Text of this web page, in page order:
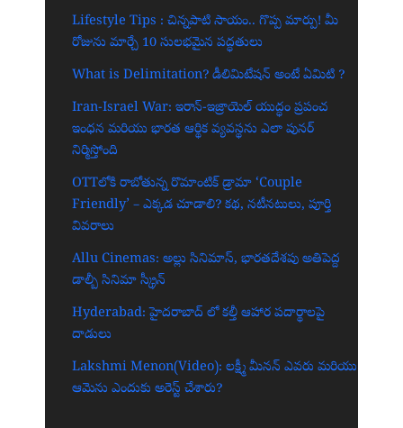
Lifestyle Tips : చిన్నపాటి సాయం.. గొప్ప మార్పు! మీ
రోజును మార్చే 10 సులభమైన పద్ధతులు
What is Delimitation? డీలిమిటేషన్ అంటే ఏమిటి ?
Iran-Israel War: ఇరాన్-ఇజ్రాయెల్ యుద్ధం ప్రపంచ
ఇంధన మరియు భారత ఆర్థిక వ్యవస్థను ఎలా పునర్
నిర్మిస్తోంది
OTTలోకి రాబోతున్న రొమాంటిక్ డ్రామా ‘Couple
Friendly’ – ఎక్కడ చూడాలి? కథ, నటీనటులు, పూర్తి
వివరాలు
Allu Cinemas: అల్లు సినిమాస్, భారతదేశపు అతిపెద్ద
డాల్బీ సినిమా స్క్రీన్‌
Hyderabad: హైదరాబాద్‌ లో కల్తీ ఆహార పదార్థాలపై
దాడులు
Lakshmi Menon(Video): లక్ష్మీ మీనన్ ఎవరు మరియు
ఆమెను ఎందుకు అరెస్ట్ చేశారు?